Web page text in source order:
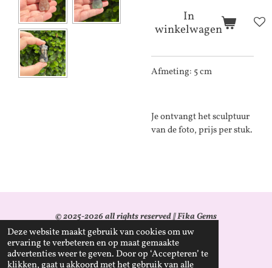
Deze website maakt gebruik van cookies om uw
ervaring te verbeteren en op maat gemaakte
advertenties weer te geven. Door op ‘Accepteren’ te
klikken, gaat u akkoord met het gebruik van alle
In
winkelwagen
Afmeting: 5 cm
Je ontvangt het sculptuur
van de foto, prijs per stuk.
© 2025-2026 all rights reserved || Fika Gems
KvK: 96344911
BTW-id: NL005203097B17